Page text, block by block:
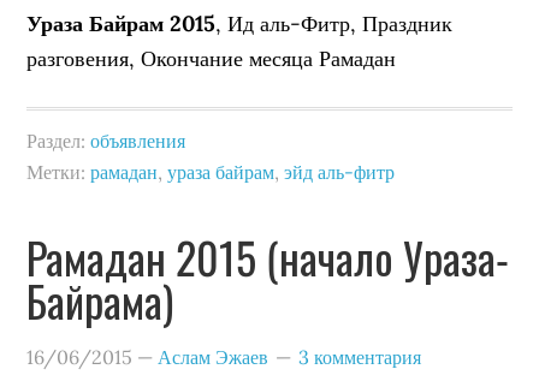
Ураза Байрам 2015, Ид аль-Фитр, Праздник
разговения, Окончание месяца Рамадан
Раздел:объявления
Метки:рамадан,ураза байрам,эйд аль-фитр
Рамадан 2015 (начало Ураза-
Байрама)
16/06/2015 —Аслам Эжаев 3 комментария